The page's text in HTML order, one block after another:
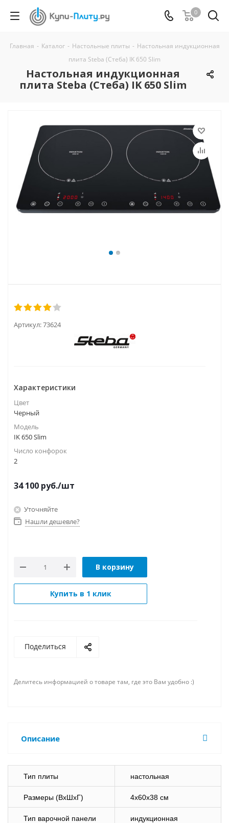
0
Главная - Каталог - Настольные плиты - Настольная индукционная
плита Steba (Стеба) IK 650 Slim
Настольная индукционная
плита Steba (Стеба) IK 650 Slim
Артикул:73624
Характеристики
Цвет
Черный
Модель
IK 650 Slim
Число конфорок
2
34 100 руб./шт
Уточняйте
Нашли дешевле?
В корзину
Купить в 1 клик
Поделиться
Делитесь информацией о товаре там, где это Вам удобно :)
Описание
Тип плиты настольная
Размеры (ВхШхГ) 4х60х38 см
Тип варочной панели индукционная